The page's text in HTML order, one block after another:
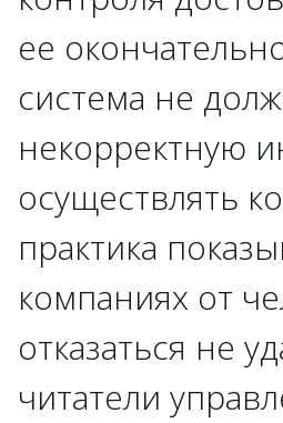
ее
система не
некорректную
осуществлять
практика
компаниях от
отказаться не
читатели